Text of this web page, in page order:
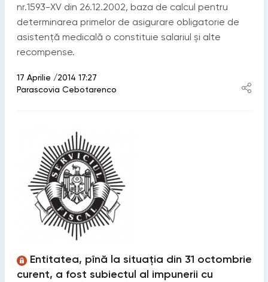
nr.1593-XV din 26.12.2002, baza de calcul pentru
determinarea primelor de asigurare obligatorie de
asistenţă medicală o constituie salariul şi alte
recompense.
17 Aprilie /2014 17:27
Parascovia Cebotarenco
Entitatea, pînă la situația din 31 octombrie
curent, a fost subiectul al impunerii cu